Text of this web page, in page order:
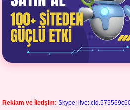
Reklam ve İletişim: Skype: